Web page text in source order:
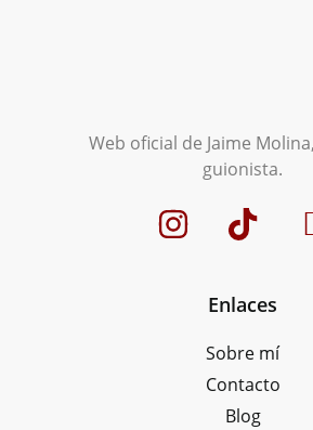
Web oficial de Jaime
guionista.
Enlaces
Sobre mí
Contacto
Blog